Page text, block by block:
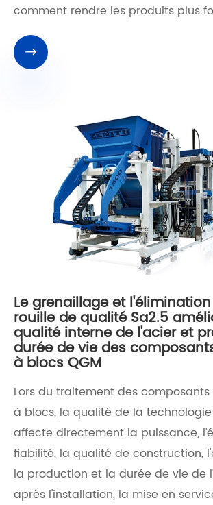
comment rendre les produits plus

Le grenaillage et
rouille de qualité Sa2.5
qualité interne de l'acier et
durée de vie des
à blocs QGM
Lors du traitement des
à blocs, la qualité de la
affecte directement la puissance,
fiabilité, la qualité de construction,
la production et la durée de vie de
après l'installation, la mise en